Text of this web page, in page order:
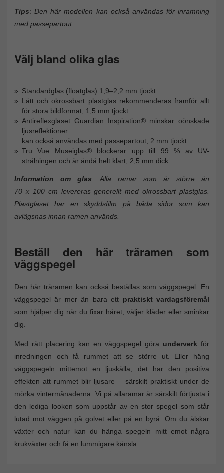
Tips: Den här modellen kan också användas för inramning
med passepartout.
Välj bland olika glas
Standardglas (floatglas) 1,9–2,2 mm tjockt
Lätt och okrossbart plastglas rekommenderas framför allt
för stora bildformat, 1,5 mm tjockt
Antireflexglaset Guardian Inspiration® minskar oönskade
ljusreflektioner
kan också användas med passepartout, 2 mm tjockt
Tru Vue Museiglas® blockerar upp till 99 % av UV-
strålningen och är ändå helt klart, 2,5 mm dick
Information om glas: Alla ramar som är större än
70 x 100 cm levereras generellt med okrossbart plastglas.
Plastglaset har en skyddsfilm på båda sidor som kan
avlägsnas innan ramen används.
Beställ den här träramen som
väggspegel
Den här träramen kan också beställas som väggspegel. En
väggspegel är mer än bara ett praktiskt vardagsföremål
som hjälper dig när du fixar håret, väljer kläder eller sminkar
dig.
Med rätt placering kan en väggspegel göra underverk för
inredningen och få rummet att se större ut. Eller häng
väggspegeln mittemot en ljuskälla, det har den positiva
effekten att rummet blir ljusare – särskilt praktiskt under de
mörka vintermånaderna. Vi på allaramar är särskilt förtjusta i
den lediga looken som uppstår av en stor spegel som står
lutad mot väggen på golvet eller på en byrå. Om du älskar
växter och natur kan du hänga spegeln mitt emot några
krukväxter och få en lummigare känsla.